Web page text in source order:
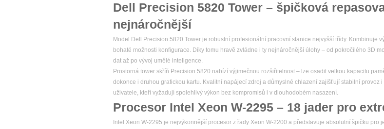
Dell Precision 5820 Tower – špičková
nejnáročnější
Model Dell Precision 5820 Tower je robustní profesionální pracovní stanice nejvyšší třídy. Kombinuje
bohaté možnosti konfigurace. Díky tomu hravě zvládne i ty nejnáročnější úlohy – od pokročilého 3D
dat až po vývoj umělé inteligence.
Prostorná tower skříň Precision 5820 nabízí výjimečnou rozšiřitelnost – lze osadit velkou kapacitu
dokonce i druhou grafickou kartu. Kvalitní napájecí zdroj a důmyslné chlazení zajišťují stabilní provoz
uživatele, kteří vyžadují spolehlivý výkon bez kompromisů i v dlouhodobém nasazení.
Procesor Intel Xeon W-2295 – 18 jader pro
Intel Xeon W-2295 je nejvýkonnější procesor z řady Xeon W-2200 a představuje absolutní špičku pro